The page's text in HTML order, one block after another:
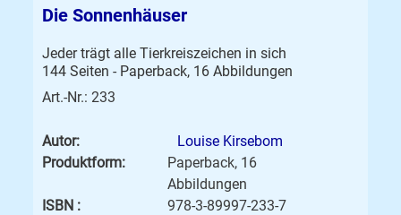
Die Sonnenhäuser
Jeder trägt alle Tierkreiszeichen in sich
144 Seiten - Paperback, 16 Abbildungen
Art.-Nr.: 233
Autor:
Louise Kirsebom
Produktform:
Paperback, 16
Abbildungen
ISBN :
978-3-89997-233-7